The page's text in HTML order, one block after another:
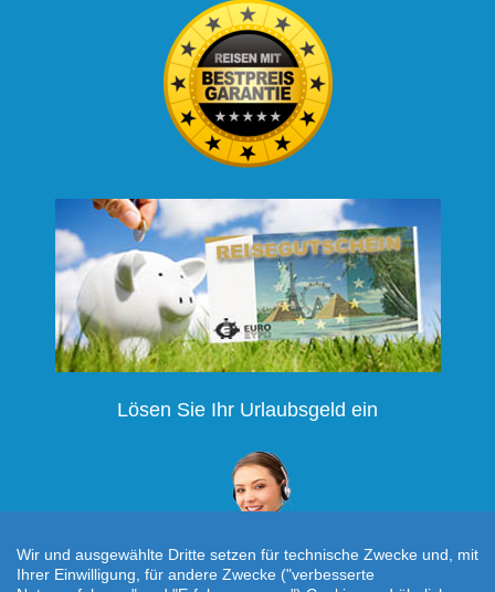
Lösen Sie Ihr Urlaubsgeld ein
Wir und ausgewählte Dritte setzen für technische Zwecke und, mit
Ihrer Einwilligung, für andere Zwecke ("verbesserte